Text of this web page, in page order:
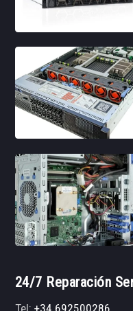
24/7 Reparación
Tel:+34 692500286